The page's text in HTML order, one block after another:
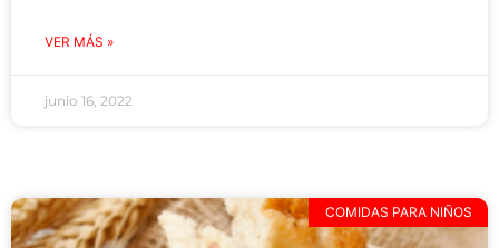
VER MÁS »
junio 16, 2022
COMIDAS PARA NIÑOS